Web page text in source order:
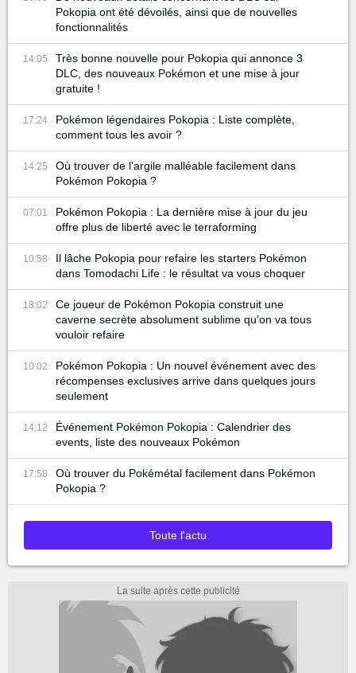
Pokopia ont été dévoilés, ainsi que de nouvelles
fonctionnalités
14:05
Très bonne nouvelle pour Pokopia qui annonce 3
DLC, des nouveaux Pokémon et une mise à jour
gratuite !
17:24
Pokémon légendaires Pokopia : Liste complète,
comment tous les avoir ?
14:25
Où trouver de l'argile malléable facilement dans
Pokémon Pokopia ?
07:01
Pokémon Pokopia : La dernière mise à jour du jeu
offre plus de liberté avec le terraforming
10:58
Il lâche Pokopia pour refaire les starters Pokémon
dans Tomodachi Life : le résultat va vous choquer
18:02
Ce joueur de Pokémon Pokopia construit une
caverne secrète absolument sublime qu'on va tous
vouloir refaire
10:02
Pokémon Pokopia : Un nouvel événement avec des
récompenses exclusives arrive dans quelques jours
seulement
14:12
Événement Pokémon Pokopia : Calendrier des
events, liste des nouveaux Pokémon
17:58
Où trouver du Pokémétal facilement dans Pokémon
Pokopia ?
Toute l'actu